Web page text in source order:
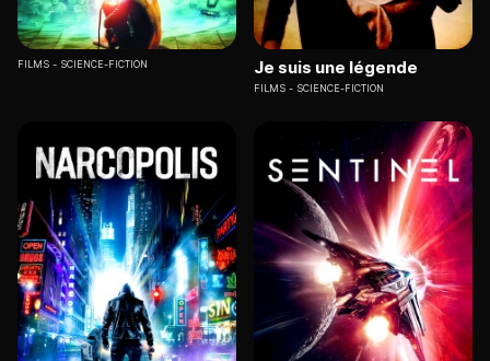
FILMS SCIENCE-FICTION Je suis une légende
FILMS SCIENCE-FICTION